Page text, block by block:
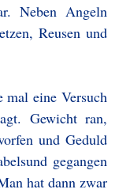
Neben Angeln
Reusen und
mal eine Versuch
Gewicht ran,
und Geduld
gegangen
hat dann zwar